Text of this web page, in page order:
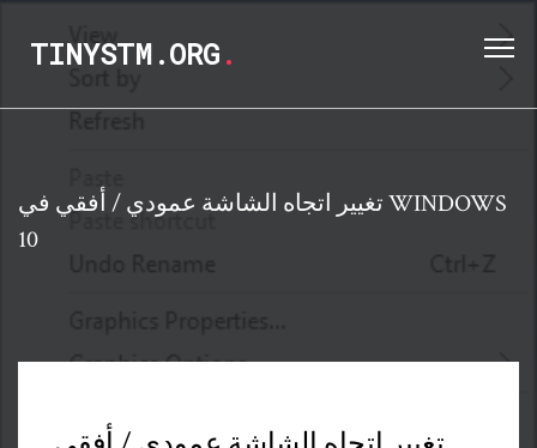
TINYSTM.ORG.
تغيير اتجاه الشاشة عمودي / أفقي في WINDOWS
10